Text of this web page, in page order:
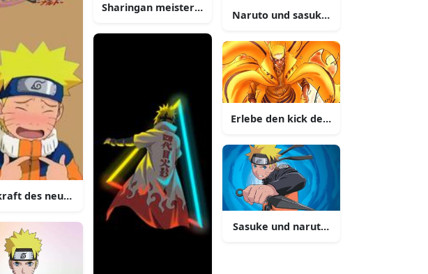
feinde in konoha
blattdorfes
des neun schwänzigen fuchses nutzen
Sharingan meisterschaft
Naruto und sasuke kämpfen
Erlebe den kick der abenteuer mit
Sasuke und naruto in ihrem